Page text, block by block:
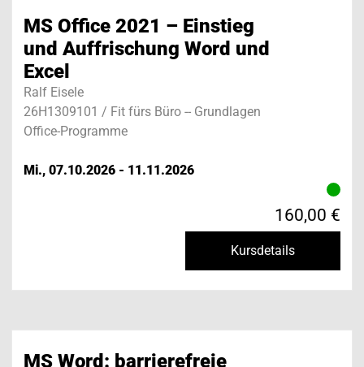
MS Office 2021 – Einstieg
und Auffrischung Word und
Excel
Ralf Eisele
26H1309101 / Fit fürs Büro -- Grundlagen
Office-Programme
Mi., 07.10.2026 - 11.11.2026
160,00 €
Kursdetails
MS Word: barrierefreie